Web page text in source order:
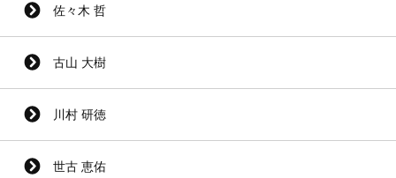
佐々木 哲
古山 大樹
川村 研徳
世古 恵佑